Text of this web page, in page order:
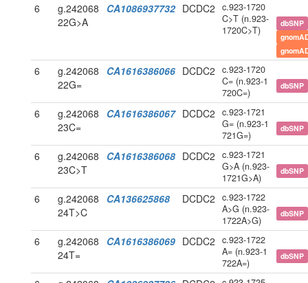
6
g.242068
22G>A
CA1086937732 DCDC2
c.923-1720
C>T (n.923-
1720C>T)
dbSNP
6
g.242068
22G=
CA1616386066 DCDC2
c.923-1720
C= (n.923-1
720C=)
dbSNP
6
g.242068
23C=
CA1616386067 DCDC2
c.923-1721
G= (n.923-1
721G=)
dbSNP
6
g.242068
23C>T
CA1616386068 DCDC2
c.923-1721
G>A (n.923-
1721G>A)
dbSNP
6
g.242068
24T>C
CA136625868 DCDC2
c.923-1722
A>G (n.923-
1722A>G)
dbSNP
6
g.242068
24T=
CA1616386069 DCDC2
c.923-1722
A= (n.923-1
722A=)
dbSNP